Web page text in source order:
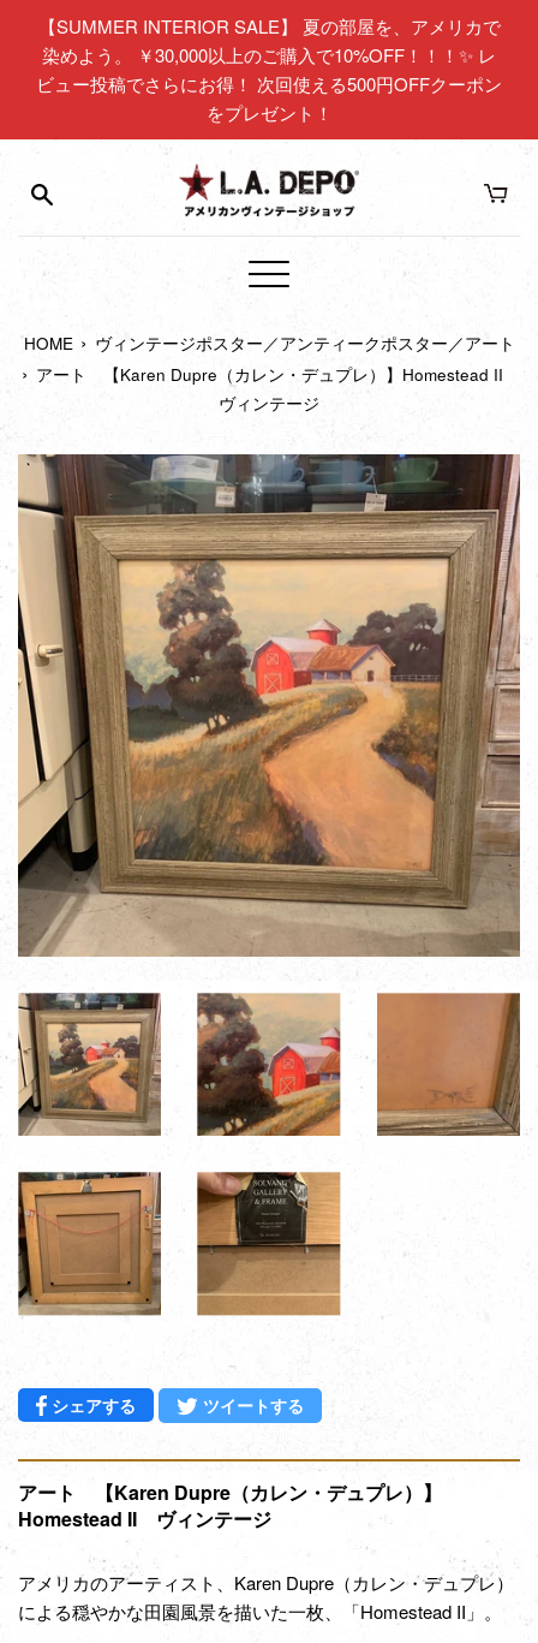
【SUMMER INTERIOR SALE】 夏の部屋を、アメリカで
染めよう。 ￥30,000以上のご購入で10%OFF！！！✨ レ
ビュー投稿でさらにお得！ 次回使える500円OFFクーポン
をプレゼント！
メ
ュ
ー
HOME › ヴィンテージポスター／アンティークポスター／アート
› アート 【Karen Dupre（カレン・デュプレ）】Homestead II
ヴィンテージ
シェアする Facebookでシェアする
ツイートする Twitterに投稿する
アート 【Karen Dupre（カレン・デュプレ）】
Homestead II ヴィンテージ
アメリカのアーティスト、Karen Dupre（カレン・デュプレ）
による穏やかな田園風景を描いた一枚、「Homestead II」。